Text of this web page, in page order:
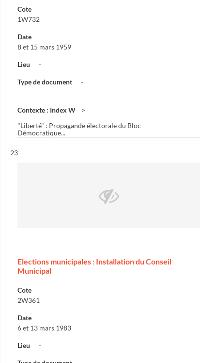
Cote
1W732
Date
8 et 15 mars 1959
Lieu -
Type de document -
Contexte : Index W
"Liberté" : Propagande électorale du Bloc
Démocratique...
Résultat n°
23
Elections municipales : Installation du Conseil
Municipal
Cote
2W361
Date
6 et 13 mars 1983
Lieu -